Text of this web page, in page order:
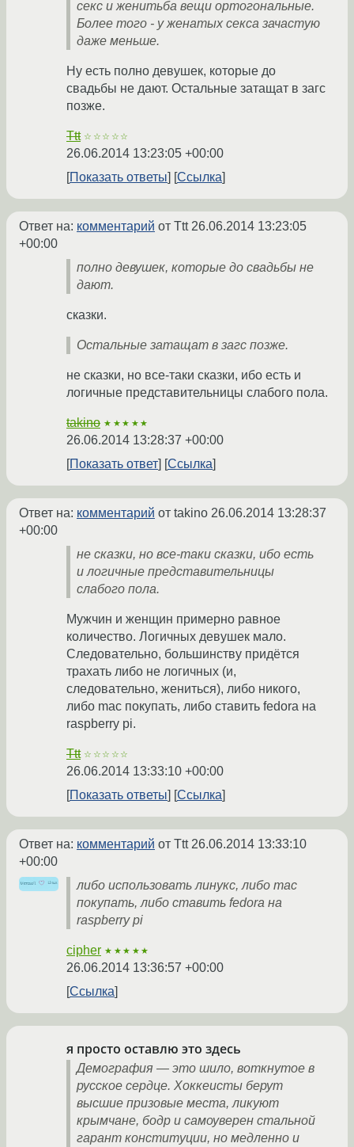
секс и женитьба вещи ортогональные.
Более того - у женатых секса зачастую
даже меньше.
Ну есть полно девушек, которые до
свадьбы не дают. Остальные затащат в загс
позже.
Ttt ☆☆☆☆☆
26.06.2014 13:23:05 +00:00
Показать ответы
Ссылка
Ответ на: комментарий от Ttt 26.06.2014 13:23:05
+00:00
полно девушек, которые до свадьбы не
дают.
сказки.
Остальные затащат в загс позже.
не сказки, но все-таки сказки, ибо есть и
логичные представительницы слабого пола.
takino ★★★★★
26.06.2014 13:28:37 +00:00
Показать ответ
Ссылка
Ответ на: комментарий от takino 26.06.2014 13:28:37
+00:00
не сказки, но все-таки сказки, ибо есть
и логичные представительницы
слабого пола.
Мужчин и женщин примерно равное
количество. Логичных девушек мало.
Следовательно, большинству придётся
трахать либо не логичных (и,
следовательно, жениться), либо никого,
либо mac покупать, либо ставить fedora на
raspberry pi.
Ttt ☆☆☆☆☆
26.06.2014 13:33:10 +00:00
Показать ответы
Ссылка
Ответ на: комментарий от Ttt 26.06.2014 13:33:10
+00:00
либо использовать линукс, либо mac
покупать, либо ставить fedora на
raspberry pi
cipher ★★★★★
26.06.2014 13:36:57 +00:00
Ссылка
я просто оставлю это здесь
Демография — это шило, воткнутое в
русское сердце. Хоккеисты берут
высшие призовые места, ликуют
крымчане, бодр и самоуверен стальной
гарант конституции, но медленно и